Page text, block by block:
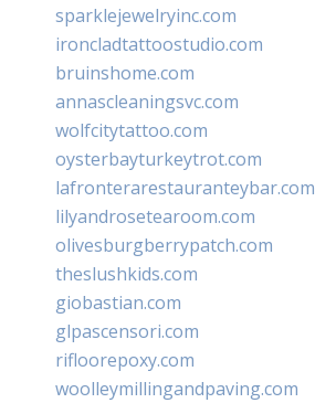
sparklejewelryinc.com
ironcladtattoostudio.com
bruinshome.com
annascleaningsvc.com
wolfcitytattoo.com
oysterbayturkeytrot.com
lafronterarestauranteybar.com
lilyandrosetearoom.com
olivesburgberrypatch.com
theslushkids.com
giobastian.com
glpascensori.com
rifloorepoxy.com
woolleymillingandpaving.com